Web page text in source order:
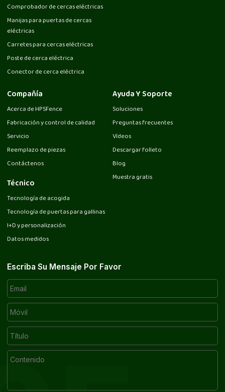
Comprobador de cercas eléctricas
Manijas para puertas de cercas
eléctricas
Carretes para cercas eléctricas
Poste de cerca eléctrica
Conector de cerca eléctrica
Compañía
Acerca de HPSFence
Fabricación y control de calidad
Servicio
Reemplazo de piezas
Contáctenos
Técnico
Tecnología de acogida
Tecnología de puertas para gallinas
I+D y personalización
Datos medidos
Ayuda Y Soporte
Soluciones
Preguntas frecuentes
Vídeos
Descargar folleto
Blog
Muestra gratis
Escriba Su Mensaje Por Favor